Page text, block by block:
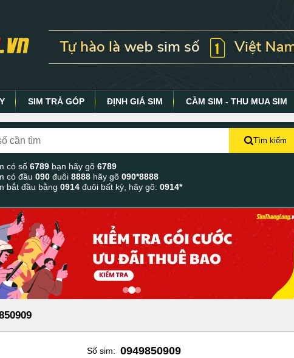
SIM TRẢ GÓP ĐỊNH GIÁ SIM CẦM SIM - THU MUA SIM
Tìm kiếm
có số6789 bạn hãy gõ6789
có đầu090đuôi8888 hãy gõ090*8888
bắt đầu bằng0914 đuôi bất kỳ, hãy gõ:0914*
Số sim: 0949850909